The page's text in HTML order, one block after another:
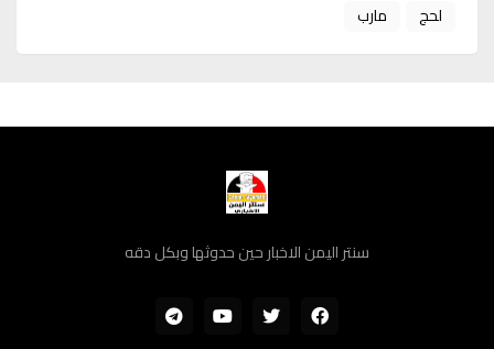
لحج
مارب
سنتر اليمن الاخبار حين حدوثها وبكل دقه